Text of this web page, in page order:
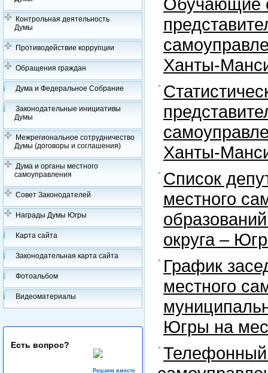
Контрольная деятельность
Думы
Противодействие коррупции
Обращения граждан
Дума и Федеральное Собрание
Законодательные инициативы
Думы
Межрегиональное сотрудничество
Думы (договоры и соглашения)
Дума и органы местного
самоуправления
Совет Законодателей
Награды Думы Югры
Карта сайта
Законодательная карта сайта
Фотоальбом
Видеоматериалы
Есть вопрос?
Решаем вместе
Ханты-
Ханты-
Список
местного
округа –
График
местного
Югры на
Телефонный